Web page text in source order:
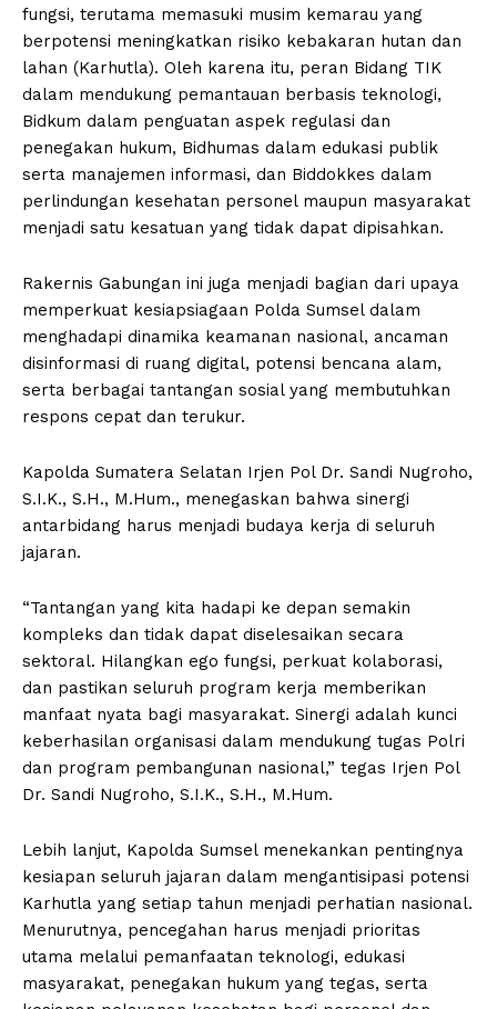
fungsi, terutama memasuki musim kemarau yang
berpotensi meningkatkan risiko kebakaran hutan dan
lahan (Karhutla). Oleh karena itu, peran Bidang TIK
dalam mendukung pemantauan berbasis teknologi,
Bidkum dalam penguatan aspek regulasi dan
penegakan hukum, Bidhumas dalam edukasi publik
serta manajemen informasi, dan Biddokkes dalam
perlindungan kesehatan personel maupun masyarakat
menjadi satu kesatuan yang tidak dapat dipisahkan.
Rakernis Gabungan ini juga menjadi bagian dari upaya
memperkuat kesiapsiagaan Polda Sumsel dalam
menghadapi dinamika keamanan nasional, ancaman
disinformasi di ruang digital, potensi bencana alam,
serta berbagai tantangan sosial yang membutuhkan
respons cepat dan terukur.
Kapolda Sumatera Selatan Irjen Pol Dr. Sandi Nugroho,
S.I.K., S.H., M.Hum., menegaskan bahwa sinergi
antarbidang harus menjadi budaya kerja di seluruh
jajaran.
“Tantangan yang kita hadapi ke depan semakin
kompleks dan tidak dapat diselesaikan secara
sektoral. Hilangkan ego fungsi, perkuat kolaborasi,
dan pastikan seluruh program kerja memberikan
manfaat nyata bagi masyarakat. Sinergi adalah kunci
keberhasilan organisasi dalam mendukung tugas Polri
dan program pembangunan nasional,” tegas Irjen Pol
Dr. Sandi Nugroho, S.I.K., S.H., M.Hum.
Lebih lanjut, Kapolda Sumsel menekankan pentingnya
kesiapan seluruh jajaran dalam mengantisipasi potensi
Karhutla yang setiap tahun menjadi perhatian nasional.
Menurutnya, pencegahan harus menjadi prioritas
utama melalui pemanfaatan teknologi, edukasi
masyarakat, penegakan hukum yang tegas, serta